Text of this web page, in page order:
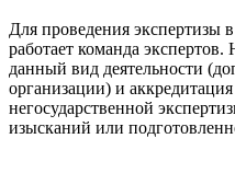
Для проведения экспертизы
работает команда
данный вид деятельности
организации) и
негосударственной
изысканий или